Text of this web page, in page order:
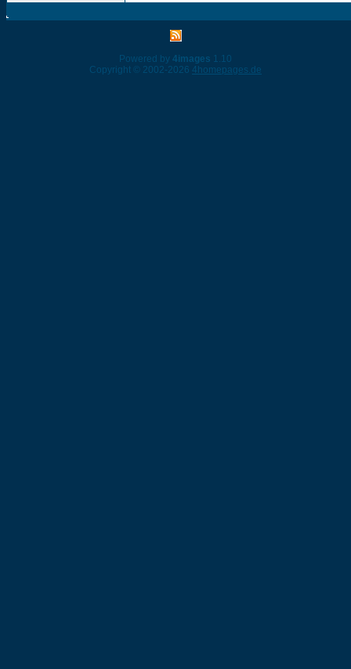
Powered by 4images 1.10
Copyright © 2002-2026 4homepages.de